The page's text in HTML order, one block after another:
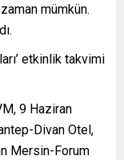
mümkün.
etkinlik takvimi
9 Haziran
Divan Otel,
Mersin-Forum